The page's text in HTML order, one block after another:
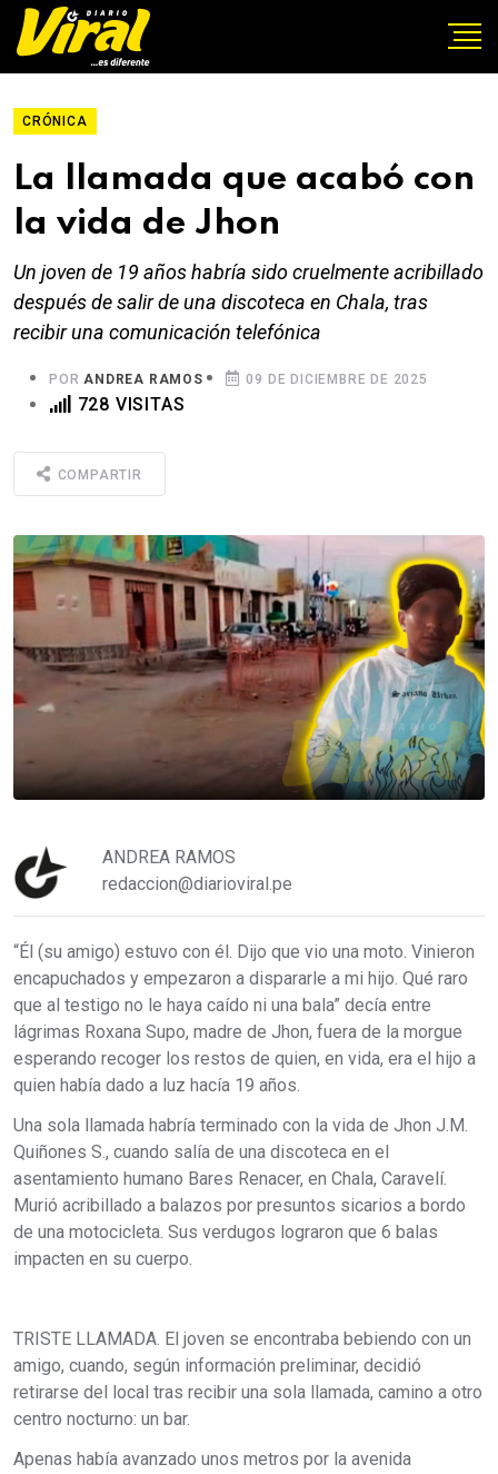
CRÓNICA
La llamada que acabó con
la vida de Jhon
Un joven de 19 años habría sido cruelmente acribillado
después de salir de una discoteca en Chala, tras
recibir una comunicación telefónica
PORANDREA RAMOS 09 DE DICIEMBRE DE 2025
728 VISITAS
COMPARTIR
ANDREA RAMOS
redaccion@diarioviral.pe
“Él (su amigo) estuvo con él. Dijo que vio una moto. Vinieron
encapuchados y empezaron a dispararle a mi hijo. Qué raro
que al testigo no le haya caído ni una bala” decía entre
lágrimas Roxana Supo, madre de Jhon, fuera de la morgue
esperando recoger los restos de quien, en vida, era el hijo a
quien había dado a luz hacía 19 años.
Una sola llamada habría terminado con la vida de Jhon J.M.
Quiñones S., cuando salía de una discoteca en el
asentamiento humano Bares Renacer, en Chala, Caravelí.
Murió acribillado a balazos por presuntos sicarios a bordo
de una motocicleta. Sus verdugos lograron que 6 balas
impacten en su cuerpo.
TRISTE LLAMADA. El joven se encontraba bebiendo con un
amigo, cuando, según información preliminar, decidió
retirarse del local tras recibir una sola llamada, camino a otro
centro nocturno: un bar.
Apenas había avanzado unos metros por la avenida